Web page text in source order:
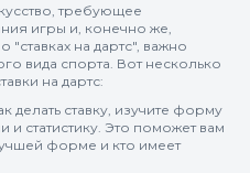
требующее
игры и, конечно же,
"ставках на дартс", важно
вида спорта. Вот несколько
на дартс:
делать ставку, изучите форму
статистику. Это поможет вам
форме и кто имеет